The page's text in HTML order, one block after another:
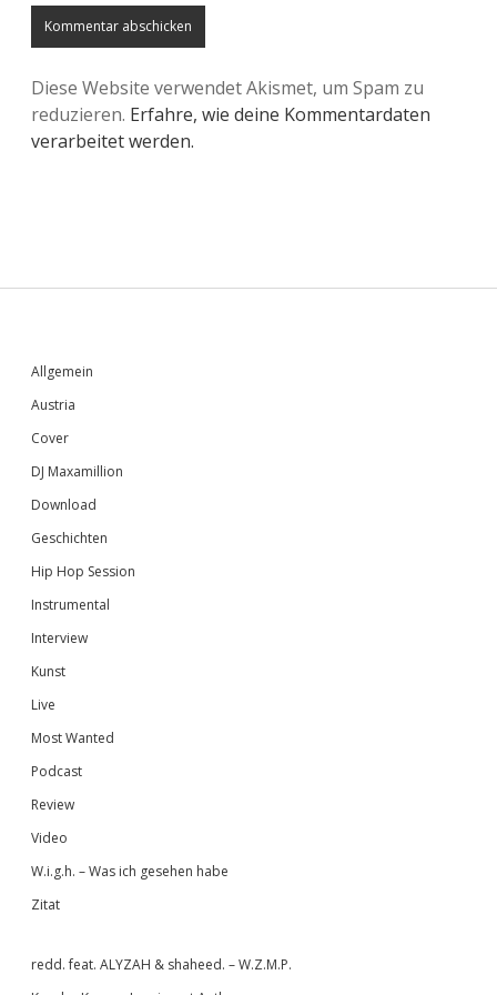
Diese Website verwendet Akismet, um Spam zu
reduzieren. Erfahre, wie deine Kommentardaten
verarbeitet werden.
Sidebar
Allgemein
Austria
Cover
DJ Maxamillion
Download
Geschichten
Hip Hop Session
Instrumental
Interview
Kunst
Live
Most Wanted
Podcast
Review
Video
W.i.g.h. – Was ich gesehen habe
Zitat
redd. feat. ALYZAH & shaheed. – W.Z.M.P.